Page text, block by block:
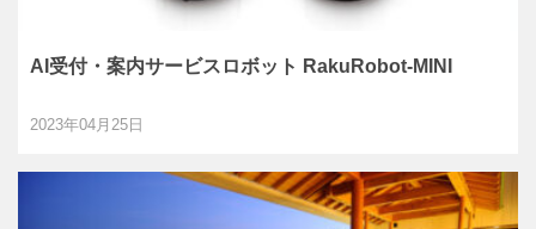
AI受付・案内サービスロボット RakuRobot-MINI
2023年04月25日